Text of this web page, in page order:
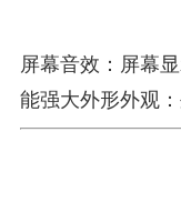
屏幕音效：屏幕
能强大外形外观